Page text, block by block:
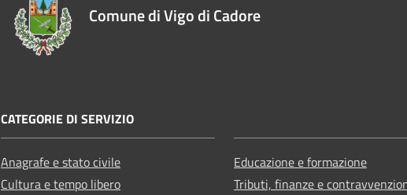
Comune di Vigo di Cadore
CATEGORIE DI SERVIZIO
Anagrafe e stato civile
Cultura e tempo libero
Educazione e formazione
Tributi, finanze e